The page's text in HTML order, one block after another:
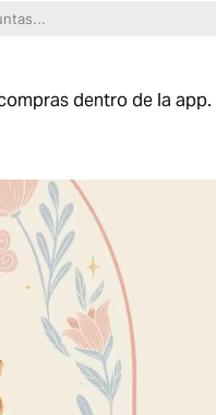
dentro de la app.